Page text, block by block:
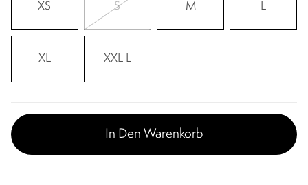
XS S M L
XL XXL L
In Den Warenkorb